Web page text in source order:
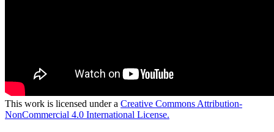
This work is licensed under a Creative Commons Attribution-
NonCommercial 4.0 International License.